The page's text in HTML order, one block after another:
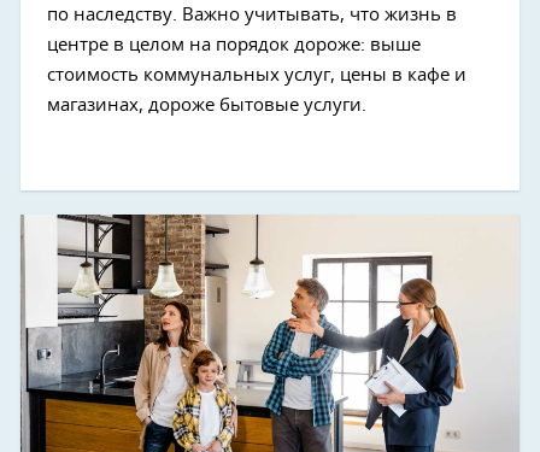
по наследству. Важно учитывать, что жизнь в
центре в целом на порядок дороже: выше
стоимость коммунальных услуг, цены в кафе и
магазинах, дороже бытовые услуги.